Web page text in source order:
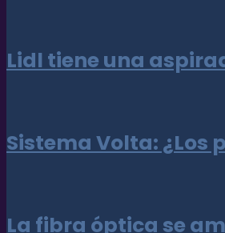
Lidl tiene una
Sistema Volta: ¿Los
La fibra óptica se